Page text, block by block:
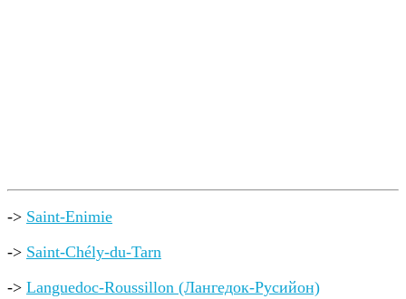
-> Saint-Enimie
-> Saint-Chély-du-Tarn
-> Languedoc-Roussillon (Лангедок-Русийон)